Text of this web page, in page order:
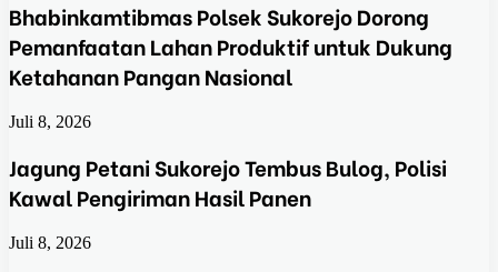
Bhabinkamtibmas Polsek Sukorejo Dorong
Pemanfaatan Lahan Produktif untuk Dukung
Ketahanan Pangan Nasional
Juli 8, 2026
Jagung Petani Sukorejo Tembus Bulog, Polisi
Kawal Pengiriman Hasil Panen
Juli 8, 2026